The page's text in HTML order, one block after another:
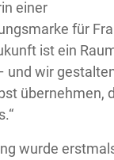
einer
für
ist ein
und wir
übernehmen,
wurde